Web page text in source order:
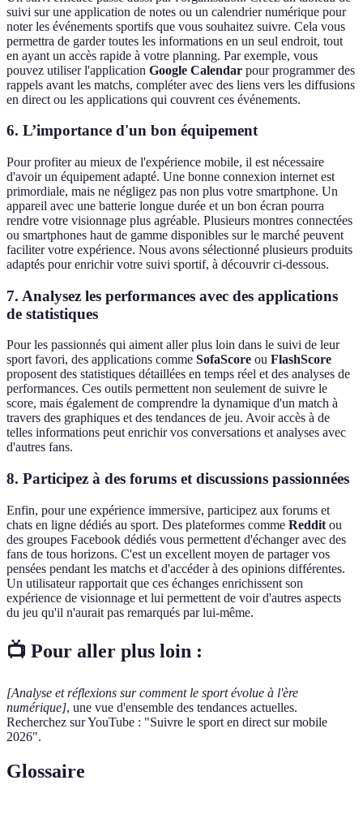
suivi sur une application de notes ou un calendrier numérique pour
noter les événements sportifs que vous souhaitez suivre. Cela vous
permettra de garder toutes les informations en un seul endroit, tout
en ayant un accès rapide à votre planning. Par exemple, vous
pouvez utiliser l'application Google Calendar pour programmer des
rappels avant les matchs, compléter avec des liens vers les diffusions
en direct ou les applications qui couvrent ces événements.
6. L’importance d'un bon équipement
Pour profiter au mieux de l'expérience mobile, il est nécessaire
d'avoir un équipement adapté. Une bonne connexion internet est
primordiale, mais ne négligez pas non plus votre smartphone. Un
appareil avec une batterie longue durée et un bon écran pourra
rendre votre visionnage plus agréable. Plusieurs montres connectées
ou smartphones haut de gamme disponibles sur le marché peuvent
faciliter votre expérience. Nous avons sélectionné plusieurs produits
adaptés pour enrichir votre suivi sportif, à découvrir ci-dessous.
7. Analysez les performances avec des applications
de statistiques
Pour les passionnés qui aiment aller plus loin dans le suivi de leur
sport favori, des applications comme SofaScore ou FlashScore
proposent des statistiques détaillées en temps réel et des analyses de
performances. Ces outils permettent non seulement de suivre le
score, mais également de comprendre la dynamique d'un match à
travers des graphiques et des tendances de jeu. Avoir accès à de
telles informations peut enrichir vos conversations et analyses avec
d'autres fans.
8. Participez à des forums et discussions passionnées
Enfin, pour une expérience immersive, participez aux forums et
chats en ligne dédiés au sport. Des plateformes comme Reddit ou
des groupes Facebook dédiés vous permettent d'échanger avec des
fans de tous horizons. C'est un excellent moyen de partager vos
pensées pendant les matchs et d'accéder à des opinions différentes.
Un utilisateur rapportait que ces échanges enrichissent son
expérience de visionnage et lui permettent de voir d'autres aspects
du jeu qu'il n'aurait pas remarqués par lui-même.
📺 Pour aller plus loin :
[Analyse et réflexions sur comment le sport évolue à l'ère
numérique], une vue d'ensemble des tendances actuelles.
Recherchez sur YouTube : "Suivre le sport en direct sur mobile
2026".
Glossaire